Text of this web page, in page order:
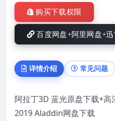
购买下载权限
百度网盘+阿里网盘+
详情介绍 常见问题
阿拉丁3D 蓝光原盘下载+
2019 Aladdin网盘下载